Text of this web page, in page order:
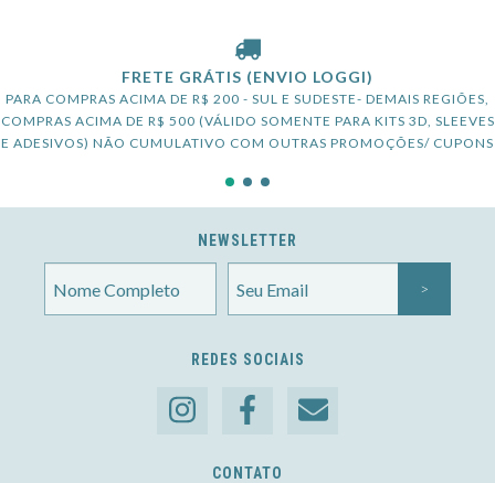
FRETE GRÁTIS (ENVIO LOGGI)
PARA COMPRAS ACIMA DE R$ 200 - SUL E SUDESTE- DEMAIS REGIÕES,
COMPRAS ACIMA DE R$ 500 (VÁLIDO SOMENTE PARA KITS 3D, SLEEVES
E ADESIVOS) NÃO CUMULATIVO COM OUTRAS PROMOÇÕES/ CUPONS
NEWSLETTER
REDES SOCIAIS
CONTATO